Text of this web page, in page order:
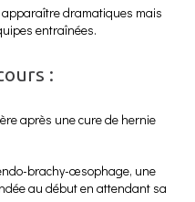
dramatiques mais
entraînées.
:
après une cure de hernie
brachy-œsophage, une
au début en attendant sa